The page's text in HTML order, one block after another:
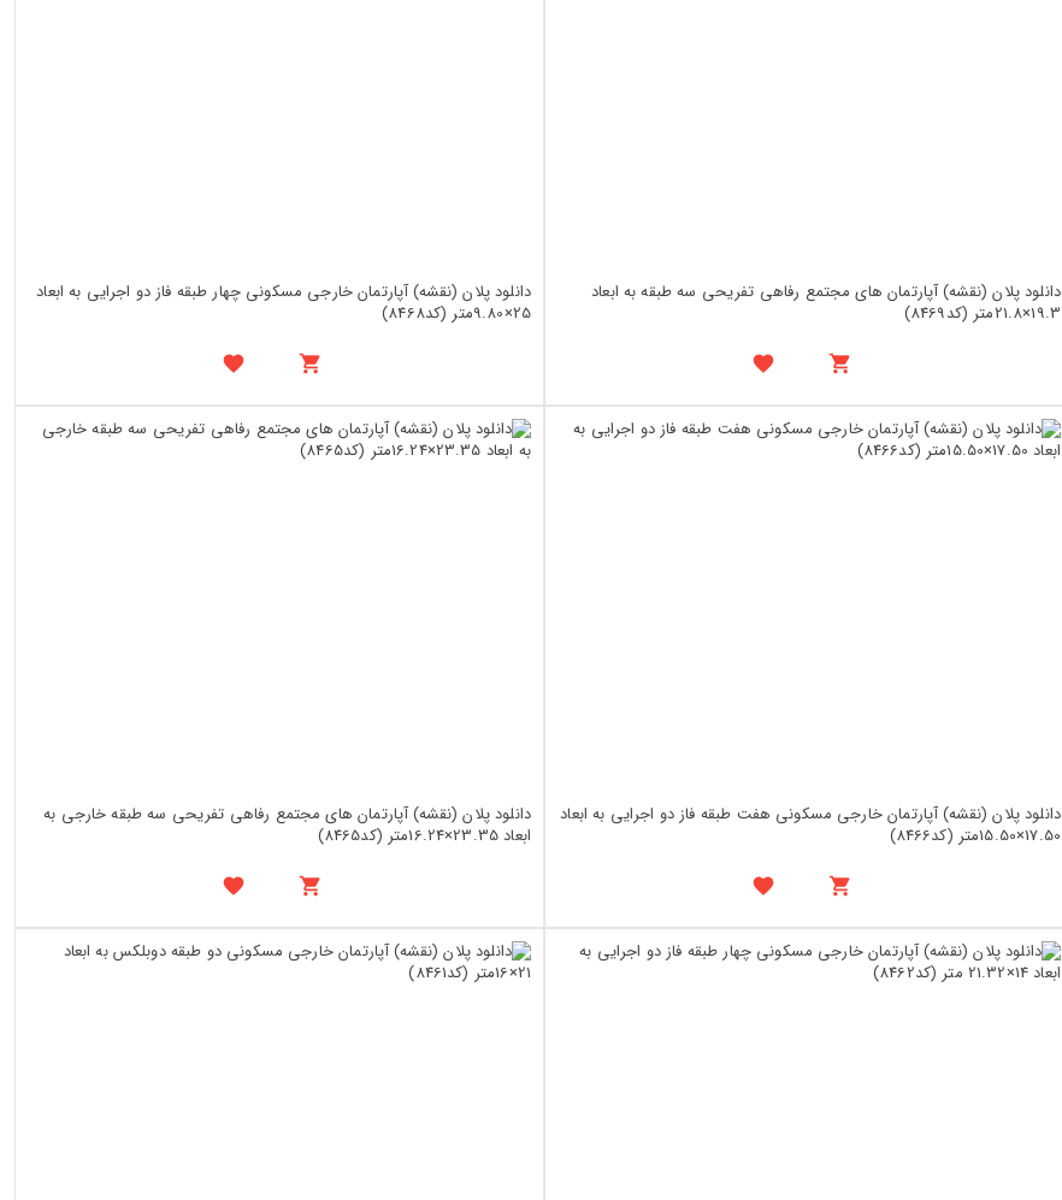
دانلود پلان (نقشه) آپارتمان های مجتمع رفاهی تفریحی سه طبقه به ابعاد
19.3×21.8متر (کد8469)
دانلود پلان (نقشه) آپارتمان خارجی مسکونی چهار طبقه فاز دو اجرایی به ابعاد
25×9.80متر (کد8468)
دانلود پلان (نقشه) آپارتمان خارجی مسکونی هفت طبقه فاز دو اجرایی به ابعاد
17.50×15.50متر (کد8466)
دانلود پلان (نقشه) آپارتمان های مجتمع رفاهی تفریحی سه طبقه خارجی به
ابعاد 23.35×16.24متر (کد8465)